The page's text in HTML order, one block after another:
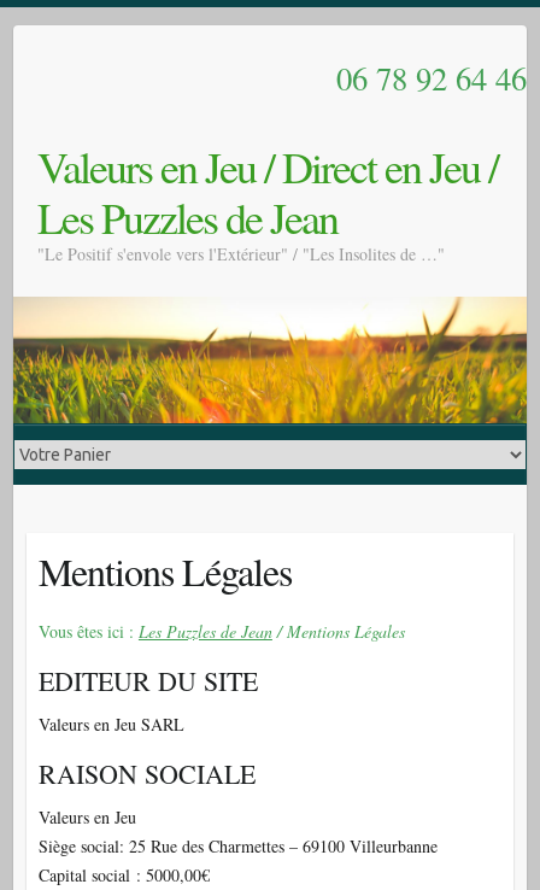
06 78 92 64 46
Valeurs en Jeu / Direct en Jeu /
Les Puzzles de Jean
"Le Positif s'envole vers l'Extérieur" / "Les Insolites de …"
Mentions Légales
Vous êtes ici : Les Puzzles de Jean/ Mentions Légales
EDITEUR DU SITE
Valeurs en Jeu SARL
RAISON SOCIALE
Valeurs en Jeu
Siège social: 25 Rue des Charmettes – 69100 Villeurbanne
Capital social : 5000,00€